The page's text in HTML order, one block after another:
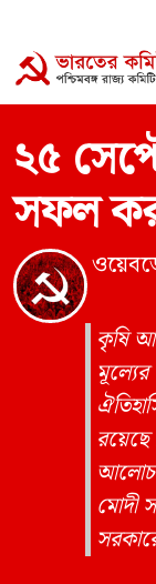
২৫
সফল
কৃষি
মোদী